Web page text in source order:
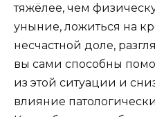
тяжёлее, чем
уныние, ложиться на
несчастной доле,
вы сами способны
из этой ситуации и
влияние